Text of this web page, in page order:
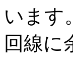
います
回線に